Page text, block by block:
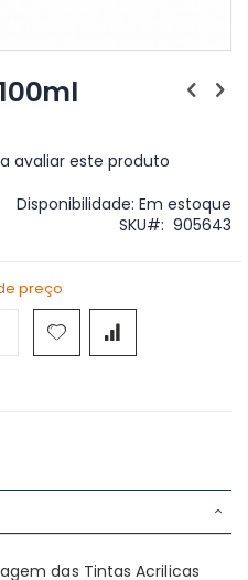
avaliar este produto
Disponibilidade: Em estoque
SKU
905643
preço
das Tintas Acrilicas